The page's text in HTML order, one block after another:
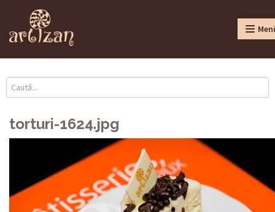
torturi-1624.jpg